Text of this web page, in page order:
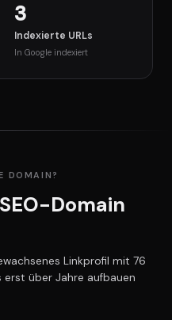
3
Indexierte URLs
In Google indexiert
DOMAIN?
Domain
Linkprofil mit 76
erst über Jahre aufbauen